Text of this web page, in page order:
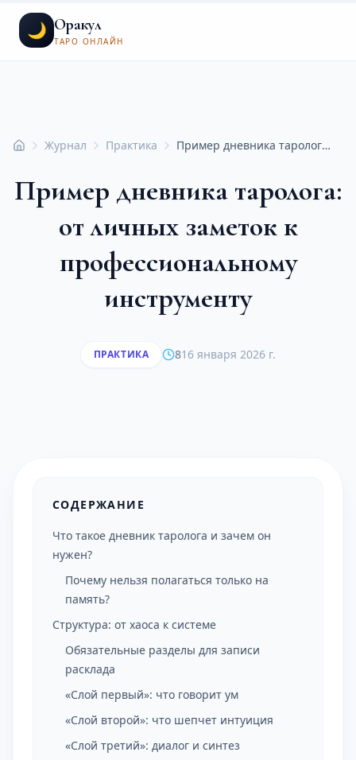
🌙 Оракул
ТАРО ОНЛАЙН
ГлавнаяЖурнал Практика Пример дневника таролога: от личных заметок к профессиональному инструменту
Пример дневника таролога:
от личных заметок к
профессиональному
инструменту
ПРАКТИКА 816 января 2026 г.
СОДЕРЖАНИЕ
Что такое дневник таролога и зачем он
нужен?
Почему нельзя полагаться только на
память?
Структура: от хаоса к системе
Обязательные разделы для записи
расклада
«Слой первый»: что говорит ум
«Слой второй»: что шепчет интуиция
«Слой третий»: диалог и синтез